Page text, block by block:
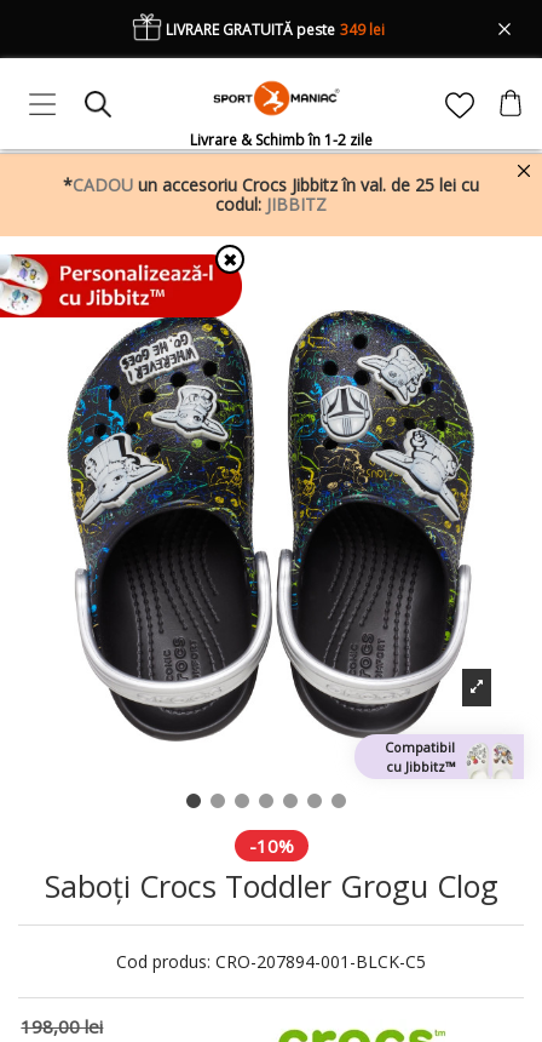
Livrare & Schimb în 1-2 zile
LIVRARE GRATUITĂ peste 349 lei
*CADOU un accesoriu Crocs Jibbitz în val. de 25 lei cu
codul: JIBBITZ
✖
Compatibil
cu Jibbitz™
-10%
Saboți Crocs Toddler Grogu Clog
Cod produs: CRO-207894-001-BLCK-C5
198,00 lei